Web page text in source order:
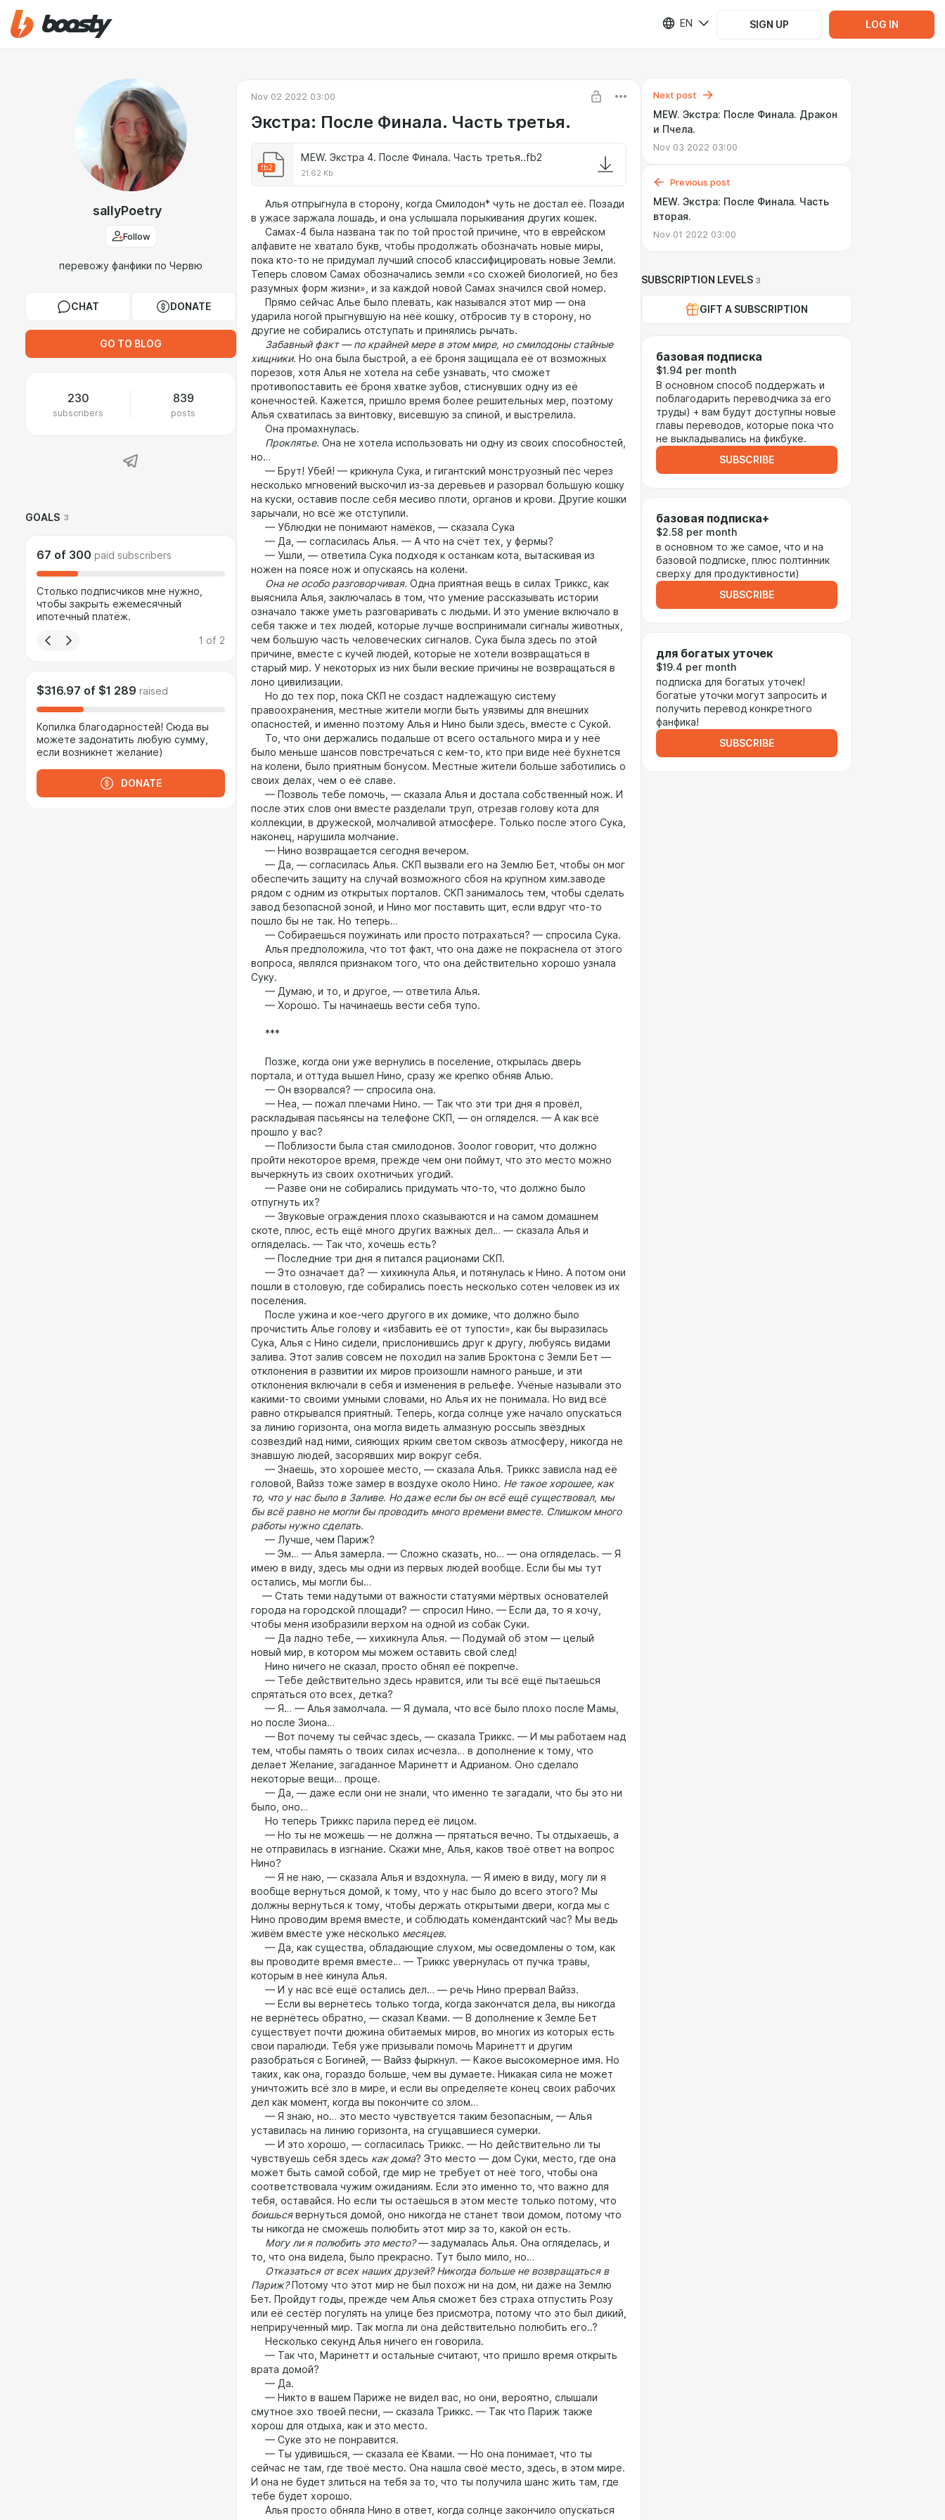
EN SIGN UP LOG IN
sallyPoetry
Follow
перевожу фанфики по Червю
CHAT DONATE
GO TO BLOG
230
subscribers
839
posts
GOALS 3
67 of 300 paid subscribers
Столько подписчиков мне нужно,
чтобы закрыть ежемесячный
ипотечный платёж.
1 of 2
$316.97 of $1 289 raised
Копилка благодарностей! Сюда вы
можете задонатить любую сумму,
если возникнет желание)
DONATE
Nov 02 2022 03:00
Экстра: После Финала. Часть третья.
fb2
MEW. Экстра 4. После Финала. Часть третья..fb2
21.62 Kb
Алья отпрыгнула в сторону, когда Смилодон* чуть не достал её. Позади
в ужасе заржала лошадь, и она услышала порыкивания других кошек.
Самах-4 была названа так по той простой причине, что в еврейском
алфавите не хватало букв, чтобы продолжать обозначать новые миры,
пока кто-то не придумал лучший способ классифицировать новые Земли.
Теперь словом Самах обозначались земли «со схожей биологией, но без
разумных форм жизни», и за каждой новой Самах значился свой номер.
Прямо сейчас Алье было плевать, как назывался этот мир — она
ударила ногой прыгнувшую на неё кошку, отбросив ту в сторону, но
другие не собирались отступать и принялись рычать.
Забавный факт — по крайней мере в этом мире, но смилодоны стайные
хищники. Но она была быстрой, а её броня защищала её от возможных
порезов, хотя Алья не хотела на себе узнавать, что сможет
противопоставить её броня хватке зубов, стиснувших одну из её
конечностей. Кажется, пришло время более решительных мер, поэтому
Алья схватилась за винтовку, висевшую за спиной, и выстрелила.
Она промахнулась.
Проклятье. Она не хотела использовать ни одну из своих способностей,
но…
— Брут! Убей! — крикнула Сука, и гигантский монструозный пёс через
несколько мгновений выскочил из-за деревьев и разорвал большую кошку
на куски, оставив после себя месиво плоти, органов и крови. Другие кошки
зарычали, но всё же отступили.
— Ублюдки не понимают намёков, — сказала Сука
— Да, — согласилась Алья. — А что на счёт тех, у фермы?
— Ушли, — ответила Сука подходя к останкам кота, вытаскивая из
ножен на поясе нож и опускаясь на колени.
Она не особо разговорчивая. Одна приятная вещь в силах Триккс, как
выяснила Алья, заключалась в том, что умение рассказывать истории
означало также уметь разговаривать с людьми. И это умение включало в
себя также и тех людей, которые лучше воспринимали сигналы животных,
чем большую часть человеческих сигналов. Сука была здесь по этой
причине, вместе с кучей людей, которые не хотели возвращаться в
старый мир. У некоторых из них были веские причины не возвращаться в
лоно цивилизации.
Но до тех пор, пока СКП не создаст надлежащую систему
правоохранения, местные жители могли быть уязвимы для внешних
опасностей, и именно поэтому Алья и Нино были здесь, вместе с Сукой.
То, что они держались подальше от всего остального мира и у неё
было меньше шансов повстречаться с кем-то, кто при виде неё бухнется
на колени, было приятным бонусом. Местные жители больше заботились о
своих делах, чем о её славе.
— Позволь тебе помочь, — сказала Алья и достала собственный нож. И
после этих слов они вместе разделали труп, отрезав голову кота для
коллекции, в дружеской, молчаливой атмосфере. Только после этого Сука,
наконец, нарушила молчание.
— Нино возвращается сегодня вечером.
— Да, — согласилась Алья. СКП вызвали его на Землю Бет, чтобы он мог
обеспечить защиту на случай возможного сбоя на крупном хим.заводе
рядом с одним из открытых порталов. СКП занималось тем, чтобы сделать
завод безопасной зоной, и Нино мог поставить щит, если вдруг что-то
пошло бы не так. Но теперь…
— Собираешься поужинать или просто потрахаться? — спросила Сука.
Алья предположила, что тот факт, что она даже не покраснела от этого
вопроса, являлся признаком того, что она действительно хорошо узнала
Суку.
— Думаю, и то, и другое, — ответила Алья.
— Хорошо. Ты начинаешь вести себя тупо.
***
Позже, когда они уже вернулись в поселение, открылась дверь
портала, и оттуда вышел Нино, сразу же крепко обняв Алью.
— Он взорвался? — спросила она.
— Неа, — пожал плечами Нино. — Так что эти три дня я провёл,
раскладывая пасьянсы на телефоне СКП, — он огляделся. — А как всё
прошло у вас?
— Поблизости была стая смилодонов. Зоолог говорит, что должно
пройти некоторое время, прежде чем они поймут, что это место можно
вычеркнуть из своих охотничьих угодий.
— Разве они не собирались придумать что-то, что должно было
отпугнуть их?
— Звуковые ограждения плохо сказываются и на самом домашнем
скоте, плюс, есть ещё много других важных дел… — сказала Алья и
огляделась. — Так что, хочешь есть?
— Последние три дня я питался рационами СКП.
— Это означает да? — хихикнула Алья, и потянулась к Нино. А потом они
пошли в столовую, где собирались поесть несколько сотен человек из их
поселения.
После ужина и кое-чего другого в их домике, что должно было
прочистить Алье голову и «избавить её от тупости», как бы выразилась
Сука, Алья с Нино сидели, прислонившись друг к другу, любуясь видами
залива. Этот залив совсем не походил на залив Броктона с Земли Бет —
отклонения в развитии их миров произошли намного раньше, и эти
отклонения включали в себя и изменения в рельефе. Учёные называли это
какими-то своими умными словами, но Алья их не понимала. Но вид всё
равно открывался приятный. Теперь, когда солнце уже начало опускаться
за линию горизонта, она могла видеть алмазную россыпь звёздных
созвездий над ними, сияющих ярким светом сквозь атмосферу, никогда не
знавшую людей, засорявших мир вокруг себя.
— Знаешь, это хорошее место, — сказала Алья. Триккс зависла над её
головой, Вайзз тоже замер в воздухе около Нино. Не такое хорошее, как
то, что у нас было в Заливе. Но даже если бы он всё ещё существовал, мы
бы всё равно не могли бы проводить много времени вместе. Слишком много
работы нужно сделать.
— Лучше, чем Париж?
— Эм… — Алья замерла. — Сложно сказать, но… — она огляделась. — Я
имею в виду, здесь мы одни из первых людей вообще. Если бы мы тут
остались, мы могли бы…
— Стать теми надутыми от важности статуями мёртвых основателей
города на городской площади? — спросил Нино. — Если да, то я хочу,
чтобы меня изобразили верхом на одной из собак Суки.
— Да ладно тебе, — хихикнула Алья. — Подумай об этом — целый
новый мир, в котором мы можем оставить свой след!
Нино ничего не сказал, просто обнял её покрепче.
— Тебе действительно здесь нравится, или ты всё ещё пытаешься
спрятаться ото всех, детка?
— Я… — Алья замолчала. — Я думала, что всё было плохо после Мамы,
но после Зиона…
— Вот почему ты сейчас здесь, — сказала Триккс. — И мы работаем над
тем, чтобы память о твоих силах исчезла… в дополнение к тому, что
делает Желание, загаданное Маринетт и Адрианом. Оно сделало
некоторые вещи… проще.
— Да, — даже если они не знали, что именно те загадали, что бы это ни
было, оно…
Но теперь Триккс парила перед её лицом.
— Но ты не можешь — не должна — прятаться вечно. Ты отдыхаешь, а
не отправилась в изгнание. Скажи мне, Алья, каков твоё ответ на вопрос
Нино?
— Я не наю, — сказала Алья и вздохнула. — Я имею в виду, могу ли я
вообще вернуться домой, к тому, что у нас было до всего этого? Мы
должны вернуться к тому, чтобы держать открытыми двери, когда мы с
Нино проводим время вместе, и соблюдать комендантский час? Мы ведь
живём вместе уже несколько месяцев.
— Да, как существа, обладающие слухом, мы осведомлены о том, как
вы проводите время вместе… — Триккс увернулась от пучка травы,
которым в неё кинула Алья.
— И у нас всё ещё остались дел… — речь Нино прервал Вайзз.
— Если вы вернётесь только тогда, когда закончатся дела, вы никогда
не вернётесь обратно, — сказал Квами. — В дополнение к Земле Бет
существует почти дюжина обитаемых миров, во многих из которых есть
свои паралюди. Тебя уже призывали помочь Маринетт и другим
разобраться с Богиней, — Вайзз фыркнул. — Какое высокомерное имя. Но
таких, как она, гораздо больше, чем вы думаете. Никакая сила не может
уничтожить всё зло в мире, и если вы определяете конец своих рабочих
дел как момент, когда вы покончите со злом…
— Я знаю, но… это место чувствуется таким безопасным, — Алья
уставилась на линию горизонта, на сгущавшиеся сумерки.
— И это хорошо, — согласилась Триккс. — Но действительно ли ты
чувствуешь себя здесь как дома? Это место — дом Суки, место, где она
может быть самой собой, где мир не требует от неё того, чтобы она
соответствовала чужим ожиданиям. Если это именно то, что важно для
тебя, оставайся. Но если ты остаёшься в этом месте только потому, что
боишьсявернуться домой, оно никогда не станет твои домом, потому что
ты никогда не сможешь полюбить этот мир за то, какой он есть.
Могу ли я полюбить это место?— задумалась Алья. Она огляделась, и
то, что она видела, было прекрасно. Тут было мило, но…
Отказаться от всех наших друзей? Никогда больше не возвращаться в
Париж?Потому что этот мир не был похож ни на дом, ни даже на Землю
Бет. Пройдут годы, прежде чем Алья сможет без страха отпустить Розу
или её сестёр погулять на улице без присмотра, потому что это был дикий,
неприрученный мир. Так могла ли она действительно полюбить его..?
Несколько секунд Алья ничего ен говорила.
— Так что, Маринетт и остальные считают, что пришло время открыть
врата домой?
— Да.
— Никто в вашем Париже не видел вас, но они, вероятно, слышали
смутное эхо твоей песни, — сказала Триккс. — Так что Париж также
хорош для отдыха, как и это место.
— Суке это не понравится.
— Ты удивишься, — сказала её Квами. — Но она понимает, что ты
сейчас не там, где твоё место. Она нашла своё место, здесь, в этом мире.
И она не будет злиться на тебя за то, что ты получила шанс жить там, где
тебе будет хорошо.
Алья просто обняла Нино в ответ, когда солнце закончило опускаться
Next post
MEW. Экстра: После Финала. Дракон
и Пчела.
Nov 03 2022 03:00
Previous post
MEW. Экстра: После Финала. Часть
вторая.
Nov 01 2022 03:00
SUBSCRIPTION LEVELS 3
GIFT A SUBSCRIPTION
базовая подписка
$1.94 per month
В основном способ поддержать и
поблагодарить переводчика за его
труды) + вам будут доступны новые
главы переводов, которые пока что
не выкладывались на фикбуке.
SUBSCRIBE
базовая подписка+
$2.58 per month
в основном то же самое, что и на
базовой подписке, плюс полтинник
сверху для продуктивности)
SUBSCRIBE
для богатых уточек
$19.4 per month
подписка для богатых уточек!
богатые уточки могут запросить и
получить перевод конкретного
фанфика!
SUBSCRIBE